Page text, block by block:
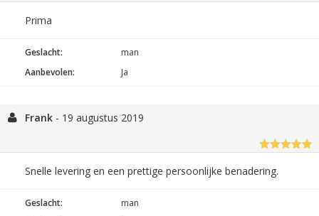
Prima
Geslacht:
man
Aanbevolen:
Ja
Frank - 19 augustus 2019
Snelle levering en een prettige persoonlijke benadering.
Geslacht:
man